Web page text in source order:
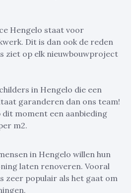
Hengelo staat voor
Dit is dan ook de reden
ziet op elk nieuwbouwproject
in Hengelo die een
garanderen dan ons team!
dit moment een aanbieding
m2.
in Hengelo willen hun
laten renoveren. Vooral
zeer populair als het gaat om